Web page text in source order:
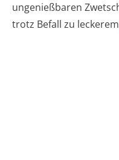
ungenießbaren
trotz Befall zu leckerem